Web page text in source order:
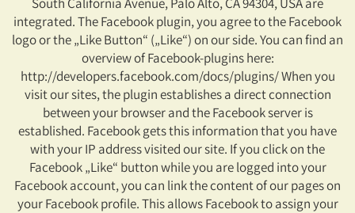
integrated. The Facebook plugin, you agree to the Facebook
logo or the „Like Button“ („Like“) on our side. You can find an
overview of Facebook-plugins here:
http://developers.facebook.com/docs/plugins/ When you
visit our sites, the plugin establishes a direct connection
between your browser and the Facebook server is
established. Facebook gets this information that you have
with your IP address visited our site. If you click on the
Facebook „Like“ button while you are logged into your
Facebook account, you can link the content of our pages on
your Facebook profile. This allows Facebook to assign your